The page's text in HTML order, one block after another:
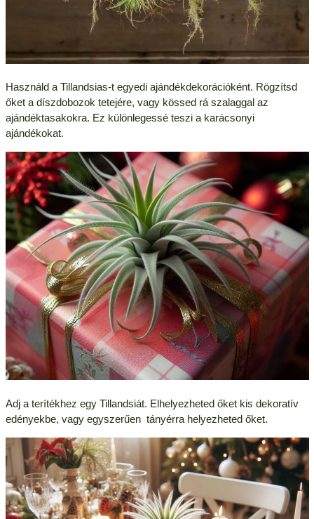
Használd a Tillandsias-t egyedi ajándékdekorációként. Rögzítsd
őket a díszdobozok tetejére, vagy kössed rá szalaggal az
ajándéktasakokra. Ez különlegessé teszi a karácsonyi
ajándékokat.
Adj a terítékhez egy Tillandsiát. Elhelyezheted őket kis dekoratív
edényekbe, vagy egyszerűen tányérra helyezheted őket.